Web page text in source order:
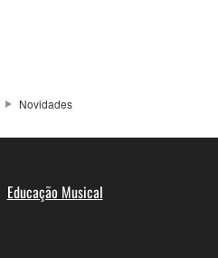
Novidades
Educação Musical